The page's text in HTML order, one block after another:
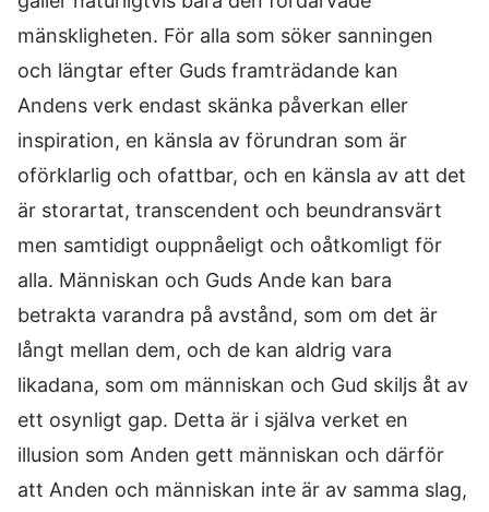
mänskligheten. För alla som söker sanningen
och längtar efter Guds framträdande kan
Andens verk endast skänka påverkan eller
inspiration, en känsla av förundran som är
oförklarlig och ofattbar, och en känsla av att det
är storartat, transcendent och beundransvärt
men samtidigt ouppnåeligt och oåtkomligt för
alla. Människan och Guds Ande kan bara
betrakta varandra på avstånd, som om det är
långt mellan dem, och de kan aldrig vara
likadana, som om människan och Gud skiljs åt av
ett osynligt gap. Detta är i själva verket en
illusion som Anden gett människan och därför
att Anden och människan inte är av samma slag,